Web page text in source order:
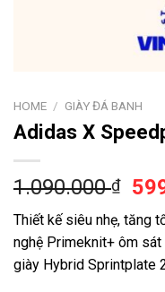
HOME / GIÀY ĐÁ BANH
Adidas X
1.090.000₫
Thiết kế siêu nhẹ, tăng
nghệ Primeknit+ ôm
giày Hybrid Sprintplate